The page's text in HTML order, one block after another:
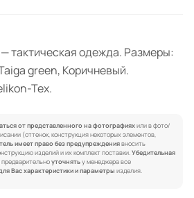
— тактическая одежда. Размеры:
green, Коричневый.
Tex.
от представленного на фотографияхили в фото/
(оттенок, конструкция некоторых элементов,
имеет право без предупреждениявносить
изделий и их комплект поставки.Убедительная
уточнятьу менеджера все
Вас характеристики и параметры изделия.